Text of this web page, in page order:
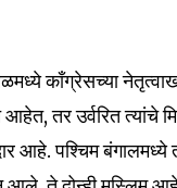
काँग्रेसच्या
तर उर्वरित त्यांचे
आहे. पश्चिम